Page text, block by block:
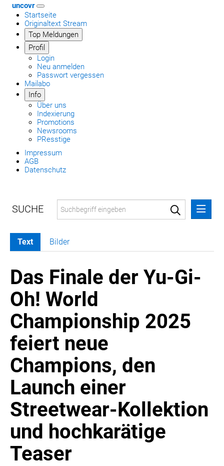
uncovr
Startseite
Originaltext Stream
Top Meldungen
Profil
Login
Neu anmelden
Passwort vergessen
Mailabo
Info
Über uns
Indexierung
Promotions
Newsrooms
PResstige
Impressum
AGB
Datenschutz
MELDUNGEN
SWORDFISH
AURA
AWOL VISION
BESTATTUNG HIMMELBLAU
CARRERA
EORA
OPTIMUM NUTRITION
PROF. GEORGE BIRKMAYER NADH
PUSTEFIX
META COMMUNICATION
REVELL
SONOS DE
Text Bilder
Das Finale der Yu-Gi-
Oh! World
Championship 2025
feiert neue
Champions, den
Launch einer
Streetwear-Kollektion
und hochkarätige
Teaser